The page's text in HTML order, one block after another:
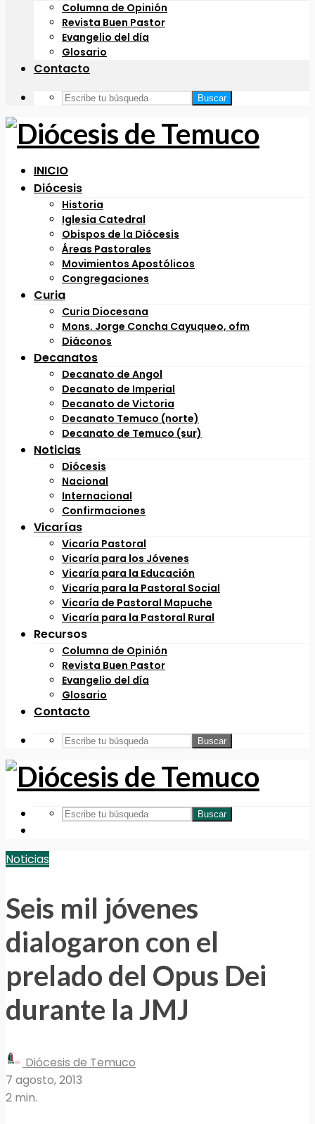
Columna de Opinión
Revista Buen Pastor
Evangelio del día
Glosario
Contacto
Buscar
INICIO
Diócesis
Historia
Iglesia Catedral
Obispos de la Diócesis
Áreas Pastorales
Movimientos Apostólicos
Congregaciones
Curia
Curia Diocesana
Mons. Jorge Concha Cayuqueo, ofm
Diáconos
Decanatos
Decanato de Angol
Decanato de Imperial
Decanato de Victoria
Decanato Temuco (norte)
Decanato de Temuco (sur)
Noticias
Diócesis
Nacional
Internacional
Confirmaciones
Vicarías
Vicaría Pastoral
Vicaría para los Jóvenes
Vicaría para la Educación
Vicaría para la Pastoral Social
Vicaría de Pastoral Mapuche
Vicaría para la Pastoral Rural
Recursos
Columna de Opinión
Revista Buen Pastor
Evangelio del día
Glosario
Contacto
Buscar
Buscar
Noticias
Seis mil jóvenes
dialogaron con el
prelado del Opus Dei
durante la JMJ
Diócesis de Temuco
7 agosto, 2013
2 min.